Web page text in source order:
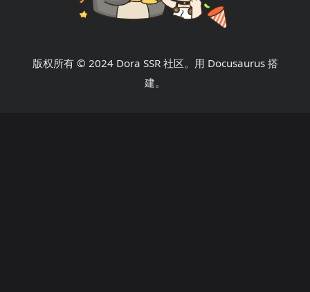
版权所有 © 2024 Dora SSR 社区。用 Docusaurus 搭
建。